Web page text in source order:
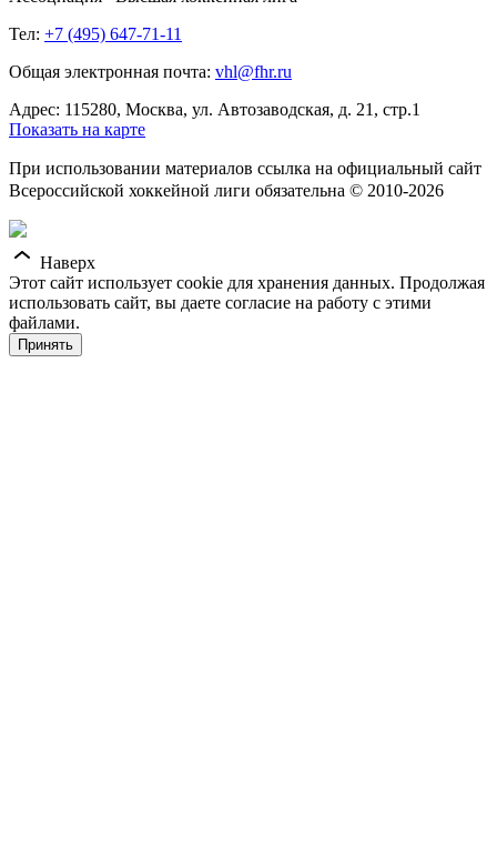
Тел: +7 (495) 647-71-11
Общая электронная почта: vhl@fhr.ru
Адрес: 115280, Москва, ул. Автозаводская, д. 21, стр.1
Показать на карте
При использовании материалов ссылка на официальный сайт
Всероссийской хоккейной лиги обязательна © 2010-2026
Наверх
Этот сайт использует cookie для хранения данных. Продолжая
использовать сайт, вы даете согласие на работу с этими
файлами.
Принять